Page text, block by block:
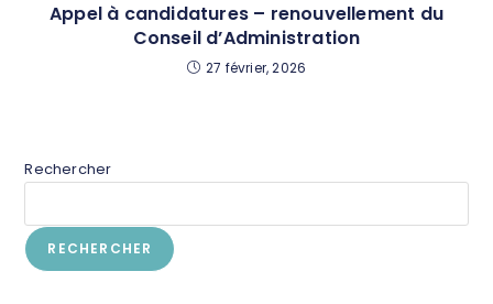
Appel à candidatures – renouvellement du
Conseil d’Administration
27 février, 2026
Rechercher
RECHERCHER